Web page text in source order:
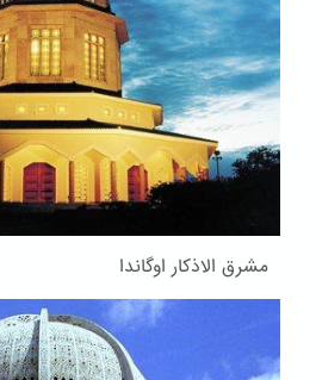
مشرق الاذکار اوگاندا